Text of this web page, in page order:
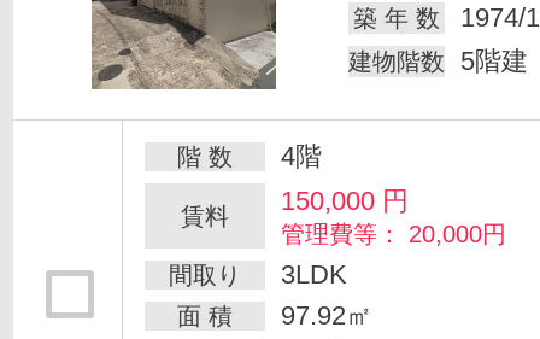
築 年 数
1974/
建物階数 5階建
階 数 4階
賃料 150,000 円
管理費等： 20,000円
間取り
3LDK
面 積 97.92㎡